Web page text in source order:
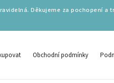
Děkujeme za pochopení a
Obchodní podmínky